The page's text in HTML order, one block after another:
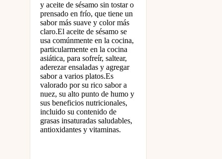
y aceite de sésamo sin tostar o
prensado en frío, que tiene un
sabor más suave y color más
claro.El aceite de sésamo se
usa comúnmente en la cocina,
particularmente en la cocina
asiática, para sofreír, saltear,
aderezar ensaladas y agregar
sabor a varios platos.Es
valorado por su rico sabor a
nuez, su alto punto de humo y
sus beneficios nutricionales,
incluido su contenido de
grasas insaturadas saludables,
antioxidantes y vitaminas.